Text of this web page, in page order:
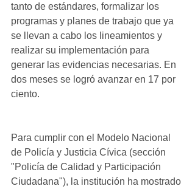
tanto de estándares, formalizar los
programas y planes de trabajo que ya
se llevan a cabo los lineamientos y
realizar su implementación para
generar las evidencias necesarias. En
dos meses se logró avanzar en 17 por
ciento.
Para cumplir con el Modelo Nacional
de Policía y Justicia Cívica (sección
"Policía de Calidad y Participación
Ciudadana"), la institución ha mostrado